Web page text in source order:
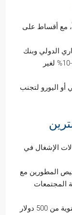
مع أقساط على
الدولي وبنك
قطر الوطني الإسلامي قروضاً بفائدة 8-10% لغير
أو اليورو لتجنب
الإشغال في
المطورين مع
المجتمعات
تتراوح التكاليف السنوية من 500 دولار